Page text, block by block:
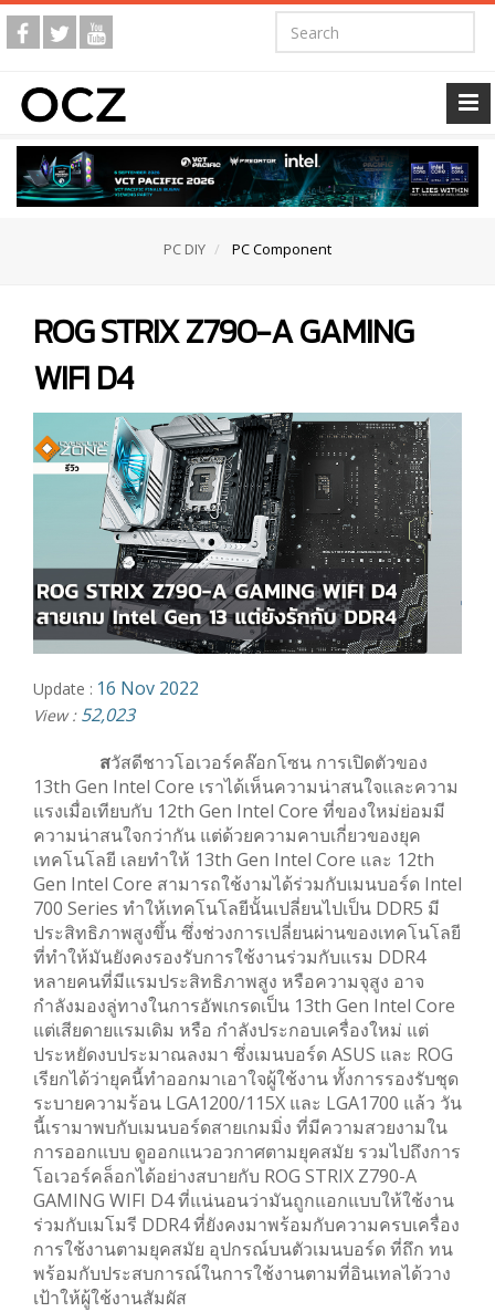
PC DIY PC Component
ROG STRIX Z790-A GAMING
WIFI D4
Update : 16 Nov 2022
View : 52,023
สวัสดีชาวโอเวอร์คล๊อกโซน การเปิดตัวของ
13th Gen Intel Core เราได้เห็นความน่าสนใจและความ
แรงเมื่อเทียบกับ 12th Gen Intel Core ที่ของใหม่ย่อมมี
ความน่าสนใจกว่ากัน แต่ด้วยความคาบเกี่ยวของยุค
เทคโนโลยี เลยทำให้ 13th Gen Intel Core และ 12th
Gen Intel Core สามารถใช้งามได้ร่วมกับเมนบอร์ด Intel
700 Series ทำให้เทคโนโลยีนั้นเปลี่ยนไปเป็น DDR5 มี
ประสิทธิภาพสูงขึ้น ซึ่งช่วงการเปลี่ยนผ่านของเทคโนโลยี
ที่ทำให้มันยังคงรองรับการใช้งานร่วมกับแรม DDR4
หลายคนที่มีแรมประสิทธิภาพสูง หรือความจุสูง อาจ
กำลังมองลู่ทางในการอัพเกรดเป็น 13th Gen Intel Core
แต่เสียดายแรมเดิม หรือ กำลังประกอบเครื่องใหม่ แต่
ประหยัดงบประมาณลงมา ซึ่งเมนบอร์ด ASUS และ ROG
เรียกได้ว่ายุคนี้ทำออกมาเอาใจผู้ใช้งาน ทั้งการรองรับชุด
ระบายความร้อน LGA1200/115X และ LGA1700 แล้ว วัน
นี้เรามาพบกับเมนบอร์ดสายเกมมิ่ง ที่มีความสวยงามใน
การออกแบบ ดูออกแนวอวกาศตามยุคสมัย รวมไปถึงการ
โอเวอร์คล็อกได้อย่างสบายกับ ROG STRIX Z790-A
GAMING WIFI D4 ที่แน่นอนว่ามันถูกแอกแบบให้ใช้งาน
ร่วมกับเมโมรี DDR4 ที่ยังคงมาพร้อมกับความครบเครื่อง
การใช้งานตามยุคสมัย อุปกรณ์บนตัวเมนบอร์ด ที่ถึก ทน
พร้อมกับประสบการณ์ในการใช้งานตามที่อินเทลได้วาง
เป้าให้ผู้ใช้งานสัมผัส